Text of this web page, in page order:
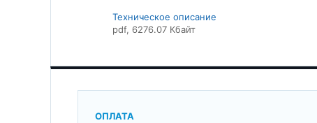
Техническое описание
pdf, 6276.07 Кбайт
ОПЛАТА